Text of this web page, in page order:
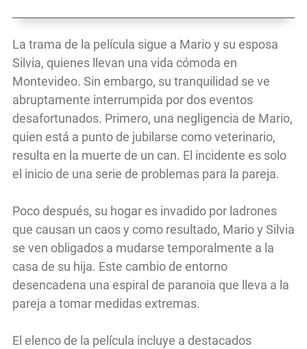
La trama de la película sigue a Mario y su esposa
Silvia, quienes llevan una vida cómoda en
Montevideo. Sin embargo, su tranquilidad se ve
abruptamente interrumpida por dos eventos
desafortunados. Primero, una negligencia de Mario,
quien está a punto de jubilarse como veterinario,
resulta en la muerte de un can. El incidente es solo
el inicio de una serie de problemas para la pareja.
Poco después, su hogar es invadido por ladrones
que causan un caos y como resultado, Mario y Silvia
se ven obligados a mudarse temporalmente a la
casa de su hija. Este cambio de entorno
desencadena una espiral de paranoia que lleva a la
pareja a tomar medidas extremas.
El elenco de la película incluye a destacados